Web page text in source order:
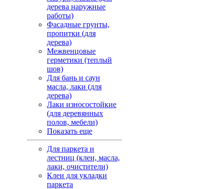
дерева наружные
работы)
Фасадные грунты,
пропитки (для
дерева)
Межвенцовые
герметики (теплый
шов)
Для бань и саун
масла, лаки (для
дерева)
Лаки износостойкие
(для деревянных
полов, мебели)
Показать еще
Для паркета и
лестниц (клеи, масла,
лаки, очистители)
Клеи для укладки
паркета